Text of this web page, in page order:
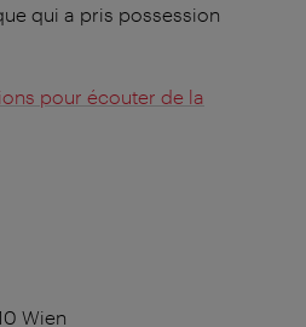
qui a pris possession
pour écouter de la
Wien